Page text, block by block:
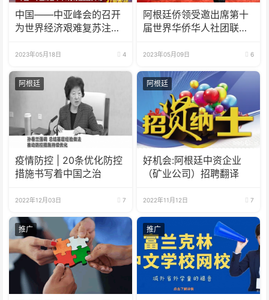
中国——中亚峰会的召开
为世界经济艰难复苏注入
2023年05月18日 4
阿根廷侨领受邀出席第十
届世界华侨华人社团联谊
2023年05月09日 6
阿根廷
疫情防控 | 20条优化防控
措施书写着中国之治
2022年12月03日 7
阿根廷
好机会:阿根廷中资企业
（矿业公司）招聘翻译
2022年11月12日 7
推广 推广